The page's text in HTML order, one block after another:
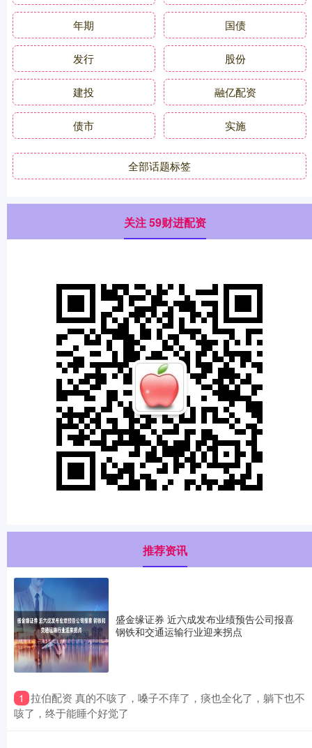
年期 国债
发行 股份
建投 融亿配资
债市 实施
全部话题标签
关注 59财进配资
推荐资讯
盛金缘证券 近六成发布业绩预告公司报喜
钢铁和交通运输行业迎来拐点
1 ​拉伯配资 真的不咳了，嗓子不痒了，痰也全化了，躺下也不
咳了，终于能睡个好觉了